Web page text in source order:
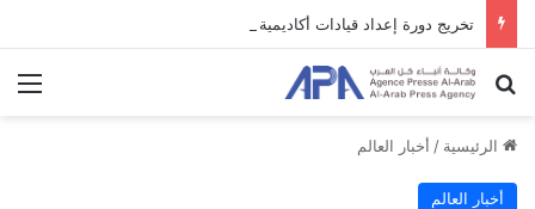
بحث عن
الرئيسية / أخبار العالم
أخبار العالم